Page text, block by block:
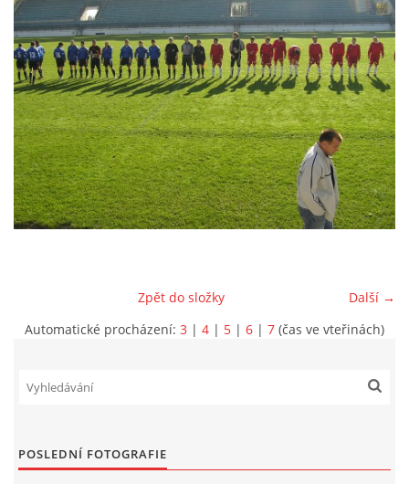
FKD B
STARŠÍ DOROST
STARŠÍ ŽÁCI
MLADŠÍ ŽÁCI
STARŠÍ PŘÍPRAVKA R 2012 + 2013
ARCHÍV
Další →
Zpět do složky
Automatické procházení: 3 | 4 | 5 | 6 | 7 (čas ve vteřinách)
POSLEDNÍ FOTOGRAFIE